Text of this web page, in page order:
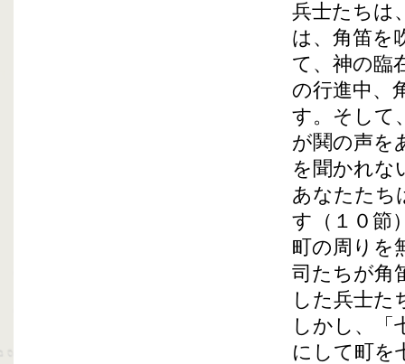
兵士たちは
は、角笛を
て、神の臨
の行進中、
す。そして
が鬨の声を
を聞かれな
あなたたち
す（１０節
町の周りを
司たちが角
した兵士た
しかし、「
にして町を